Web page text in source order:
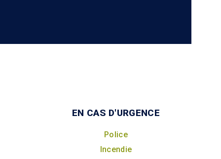
EN CAS D'URGENCE
Police
Incendie